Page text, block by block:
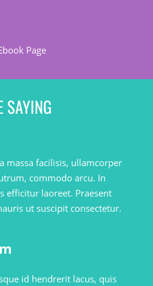
SAYING
massa facilisis, ullamcorper
commodo arcu. In
efficitur laoreet. Praesent
ut suscipit consectetur.
id hendrerit lacus, quis